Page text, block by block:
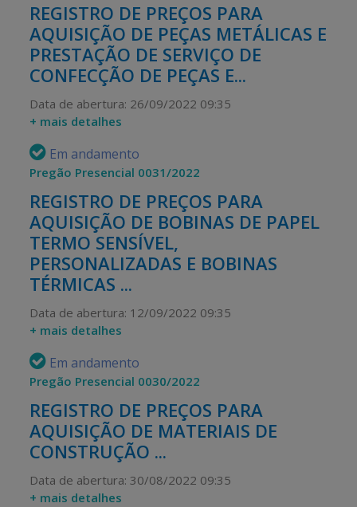
REGISTRO DE PREÇOS PARA
AQUISIÇÃO DE PEÇAS METÁLICAS E
PRESTAÇÃO DE SERVIÇO DE
CONFECÇÃO DE PEÇAS E...
Data de abertura: 26/09/2022 09:35
+ mais detalhes
Em andamento
Pregão Presencial 0031/2022
REGISTRO DE PREÇOS PARA
AQUISIÇÃO DE BOBINAS DE PAPEL
TERMO SENSÍVEL,
PERSONALIZADAS E BOBINAS
TÉRMICAS ...
Data de abertura: 12/09/2022 09:35
+ mais detalhes
Em andamento
Pregão Presencial 0030/2022
REGISTRO DE PREÇOS PARA
AQUISIÇÃO DE MATERIAIS DE
CONSTRUÇÃO ...
Data de abertura: 30/08/2022 09:35
+ mais detalhes